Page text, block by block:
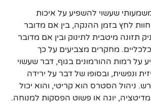
שעשוי להשפיע על איכות
לחץ בזמן ההנקה, בין אם מדובר
תזונה מיטבית לתינוק ובין אם מדובר
מחקרים מצביעים על כך
על רמות ההורמונים בגוף, דבר שעשוי
ונפשית, ובסופו של דבר על ירידה
ניהול הסטרס הוא קריטי, והוא יכול
מדיטציה, יוגה או פשוט הפסקות למנוחה.